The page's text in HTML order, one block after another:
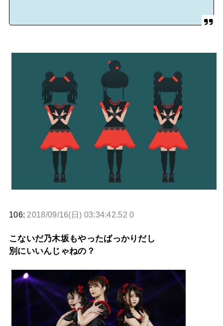
106: 2018/09/16(日) 03:34:42.52 0
こないだ乃木坂もやったばっかりだし
別にいいんじゃねの？